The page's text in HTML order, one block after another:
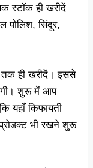
स्टॉक ही खरीदें
पोलिश, सिंदूर,
तक ही खरीदें। इससे
शुरू में आप
यहाँ किफायती
प्रोडक्ट भी रखने शुरू